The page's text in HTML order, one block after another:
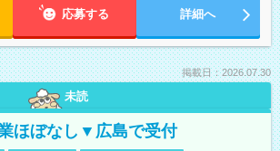
応募する 詳細へ
掲載日：2026.07.30
未読
ほぼなし▼広島で受付